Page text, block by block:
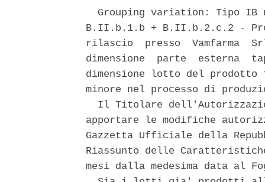
Grouping variation: Tipo IB
B.II.b.1.b + B.II.b.2.c.2 -
rilascio  presso  Vamfarma
dimensione  parte  esterna
dimensione lotto del
minore nel processo di
Il Titolare
apportare le modifiche
Gazzetta Ufficiale della
Riassunto delle
mesi dalla medesima data